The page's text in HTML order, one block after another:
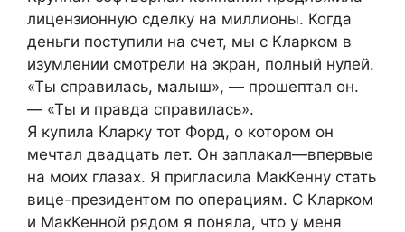
лицензионную сделку на миллионы. Когда
деньги поступили на счет, мы с Кларком в
изумлении смотрели на экран, полный нулей.
«Ты справилась, малыш», — прошептал он.
— «Ты и правда справилась».
Я купила Кларку тот Форд, о котором он
мечтал двадцать лет. Он заплакал—впервые
на моих глазах. Я пригласила МакКенну стать
вице-президентом по операциям. С Кларком
и МакКенной рядом я поняла, что у меня